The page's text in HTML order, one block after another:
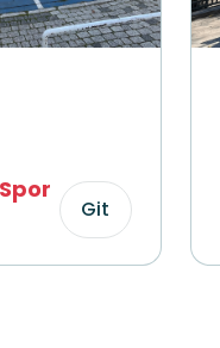
Git